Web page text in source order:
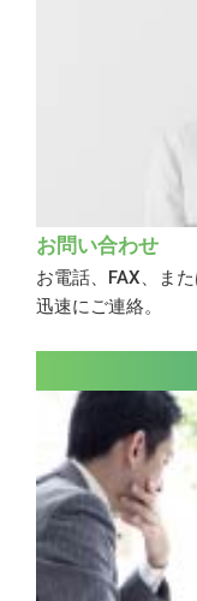
お問い合わせ
お電話、FAX、ま
迅速にご連絡。